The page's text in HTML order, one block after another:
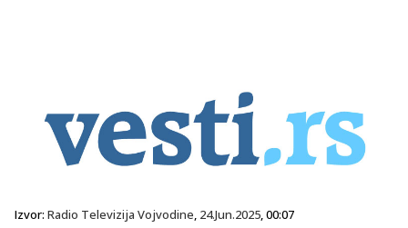
Izvor: Radio Televizija Vojvodine, 24.Jun.2025, 00:07